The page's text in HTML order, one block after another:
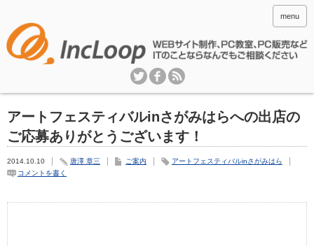
menu
アートフェスティバルinさがみはらへの出店の
ご応募ありがとうございます！
2014.10.10 唐澤 章三 ご案内
アートフェスティバルinさがみはら
コメントを書く